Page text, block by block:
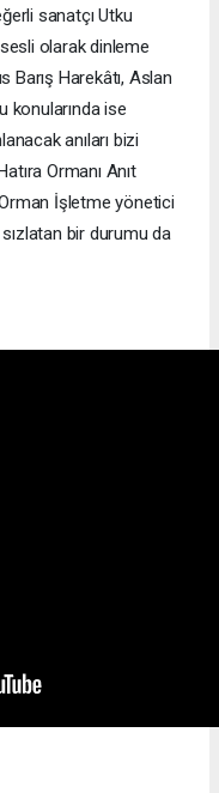
sanatçı Utku
olarak dinleme
Barış Harekâtı, Aslan
konularında ise
anıları bizi
Ormanı Anıt
Orman İşletme yönetici
bir durumu da